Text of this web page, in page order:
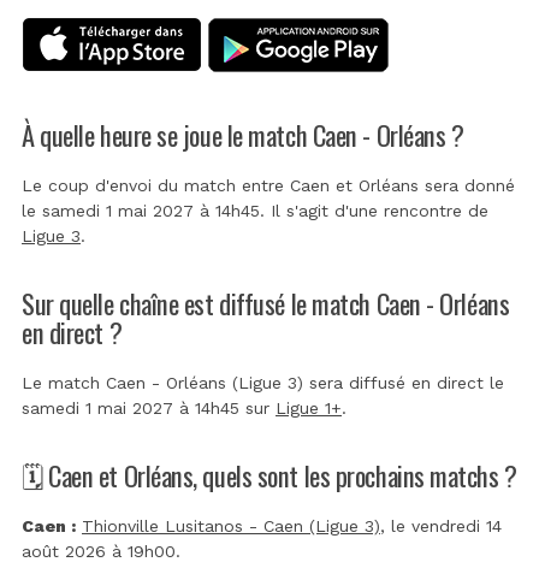
À quelle heure se joue le match Caen - Orléans ?
Le coup d'envoi du match entre Caen et Orléans sera donné
le samedi 1 mai 2027 à 14h45. Il s'agit d'une rencontre de
Ligue 3.
Sur quelle chaîne est diffusé le match Caen - Orléans
en direct ?
Le match Caen - Orléans (Ligue 3) sera diffusé en direct le
samedi 1 mai 2027 à 14h45 sur Ligue 1+.
🗓️ Caen et Orléans, quels sont les prochains matchs ?
Caen : Thionville Lusitanos - Caen (Ligue 3), le vendredi 14
août 2026 à 19h00.